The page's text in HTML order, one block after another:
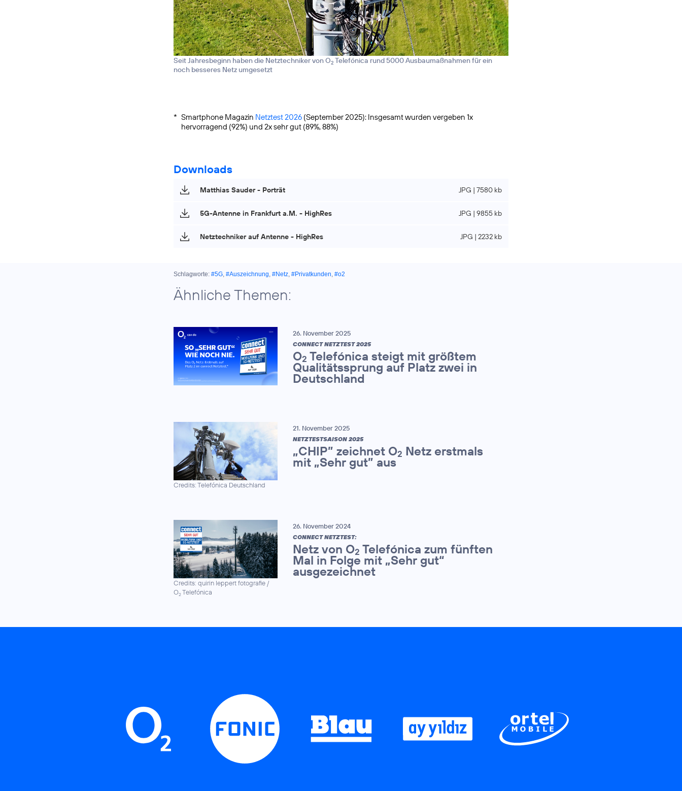
Seit Jahresbeginn haben die Netztechniker von O2 Telefónica rund 5000 Ausbaumaßnahmen für ein
noch besseres Netz umgesetzt
* Smartphone Magazin Netztest 2026 (September 2025): Insgesamt wurden vergeben 1x
hervorragend (92%) und 2x sehr gut (89%, 88%)
Downloads
Matthias Sauder - Porträt JPG | 7580 kb
5G-Antenne in Frankfurt a.M. - HighRes JPG | 9855 kb
Netztechniker auf Antenne - HighRes JPG | 2232 kb
Schlagworte: #5G, #Auszeichnung, #Netz, #Privatkunden, #o2
Ähnliche Themen:
26. November 2025
CONNECT NETZTEST 2025
O2 Telefónica steigt mit größtem
Qualitätssprung auf Platz zwei in
Deutschland
Credits: Telefónica Deutschland
21. November 2025
NETZTESTSAISON 2025
„CHIP” zeichnet O2 Netz erstmals
mit „Sehr gut” aus
Credits: quirin leppert fotografie /
O2Telefónica
26. November 2024
CONNECT NETZTEST:
Netz von O2 Telefónica zum fünften
Mal in Folge mit „Sehr gut“
ausgezeichnet